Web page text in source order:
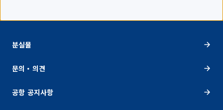
분실물
문의・의견
공항 공지사항